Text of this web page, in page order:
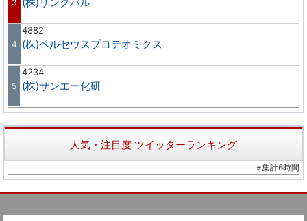
3
4
4882
(株)ペルセウスプロテオミクス
5
4234
(株)サンエー化研
人気・注目度 ツイッターランキング
※集計6時間